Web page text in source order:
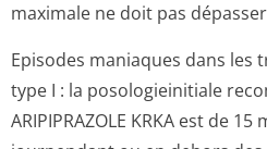
maximale ne doit pas
Episodes maniaques dans les
type I : la posologieinitiale
ARIPIPRAZOLE KRKA est de